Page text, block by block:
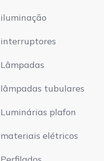
iluminação
interruptores
Lâmpadas
lâmpadas tubulares
Luminárias plafon
materiais elétricos